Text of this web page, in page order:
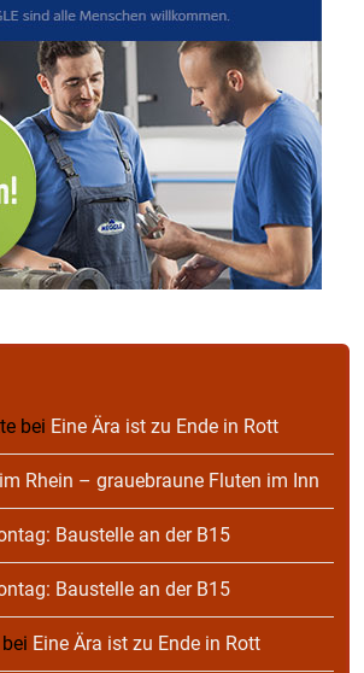
bei Eine Ära ist zu Ende in Rott
Rhein – grauebraune Fluten im Inn
Baustelle an der B15
Baustelle an der B15
bei Eine Ära ist zu Ende in Rott